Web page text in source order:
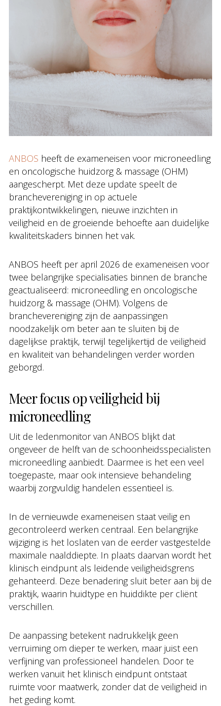
ANBOS heeft de exameneisen voor microneedling
en oncologische huidzorg & massage (OHM)
aangescherpt. Met deze update speelt de
branchevereniging in op actuele
praktijkontwikkelingen, nieuwe inzichten in
veiligheid en de groeiende behoefte aan duidelijke
kwaliteitskaders binnen het vak.
ANBOS heeft per april 2026 de exameneisen voor
twee belangrijke specialisaties binnen de branche
geactualiseerd: microneedling en oncologische
huidzorg & massage (OHM). Volgens de
branchevereniging zijn de aanpassingen
noodzakelijk om beter aan te sluiten bij de
dagelijkse praktijk, terwijl tegelijkertijd de veiligheid
en kwaliteit van behandelingen verder worden
geborgd.
Meer focus op veiligheid bij
microneedling
Uit de ledenmonitor van ANBOS blijkt dat
ongeveer de helft van de schoonheidsspecialisten
microneedling aanbiedt. Daarmee is het een veel
toegepaste, maar ook intensieve behandeling
waarbij zorgvuldig handelen essentieel is.
In de vernieuwde exameneisen staat veilig en
gecontroleerd werken centraal. Een belangrijke
wijziging is het loslaten van de eerder vastgestelde
maximale naalddiepte. In plaats daarvan wordt het
klinisch eindpunt als leidende veiligheidsgrens
gehanteerd. Deze benadering sluit beter aan bij de
praktijk, waarin huidtype en huiddikte per cliënt
verschillen.
De aanpassing betekent nadrukkelijk geen
verruiming om dieper te werken, maar juist een
verfijning van professioneel handelen. Door te
werken vanuit het klinisch eindpunt ontstaat
ruimte voor maatwerk, zonder dat de veiligheid in
het geding komt.